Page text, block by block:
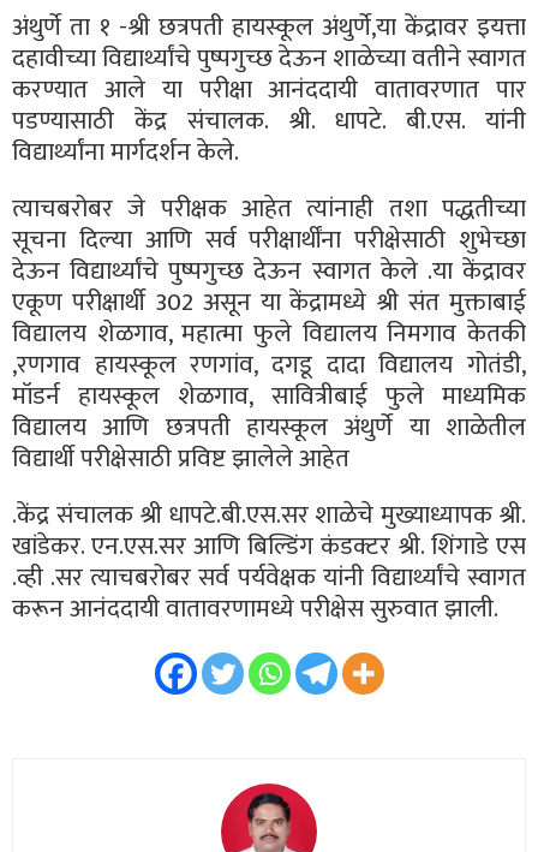
अंथुर्णे ता १ -श्री छत्रपती हायस्कूल अंथुर्णे,या केंद्रावर इयत्ता
दहावीच्या विद्यार्थ्यांचे पुष्पगुच्छ देऊन शाळेच्या वतीने स्वागत
करण्यात आले या परीक्षा आनंददायी वातावरणात पार
पडण्यासाठी केंद्र संचालक. श्री. धापटे. बी.एस. यांनी
विद्यार्थ्यांना मार्गदर्शन केले.
त्याचबरोबर जे परीक्षक आहेत त्यांनाही तशा पद्धतीच्या
सूचना दिल्या आणि सर्व परीक्षार्थींना परीक्षेसाठी शुभेच्छा
देऊन विद्यार्थ्यांचे पुष्पगुच्छ देऊन स्वागत केले .या केंद्रावर
एकूण परीक्षार्थी 302 असून या केंद्रामध्ये श्री संत मुक्ताबाई
विद्यालय शेळगाव, महात्मा फुले विद्यालय निमगाव केतकी
,रणगाव हायस्कूल रणगांव, दगडू दादा विद्यालय गोतंडी,
मॉडर्न हायस्कूल शेळगाव, सावित्रीबाई फुले माध्यमिक
विद्यालय आणि छत्रपती हायस्कूल अंथुर्णे या शाळेतील
विद्यार्थी परीक्षेसाठी प्रविष्ट झालेले आहेत
.केंद्र संचालक श्री धापटे.बी.एस.सर शाळेचे मुख्याध्यापक श्री.
खांडेकर. एन.एस.सर आणि बिल्डिंग कंडक्टर श्री. शिंगाडे एस
.व्ही .सर त्याचबरोबर सर्व पर्यवेक्षक यांनी विद्यार्थ्यांचे स्वागत
करून आनंददायी वातावरणामध्ये परीक्षेस सुरुवात झाली.